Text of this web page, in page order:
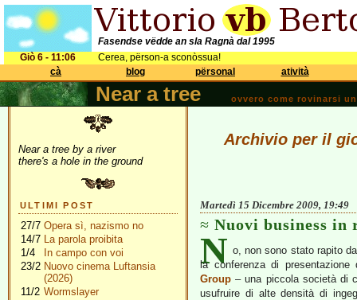
Fasendse vëdde an sla Ragnà dal 1995
Giò 6 - 11:06
Cerea, përson-a sconòssua!
cà
blog përsonal atività
Near a tree ovvero come rovinarsi
Near a tree by a river
there's a hole in the ground
ULTIMI POST
27/7 Opera sì, nazismo no
14/7 La parola proibita
1/4
In campo con voi
23/2 Nuovo cinema Luftansia
(2026)
11/2 Wormslayer
Archivio per il
Martedì 15 Dicembre 2009, 19:49
Nuovi business in
N o, non sono stato rapito
la conferenza di
Group – una piccola società di
usufruire di alte densità di